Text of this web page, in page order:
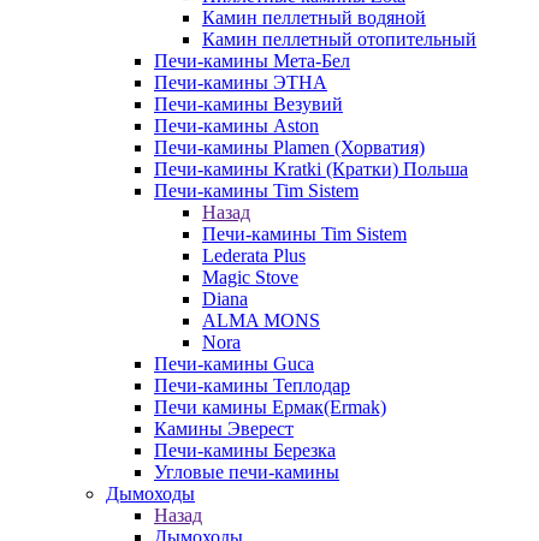
Камин пеллетный водяной
Камин пеллетный отопительный
Печи-камины Мета-Бел
Печи-камины ЭТНА
Печи-камины Везувий
Печи-камины Aston
Печи-камины Plamen (Хорватия)
Печи-камины Kratki (Кратки) Польша
Печи-камины Tim Sistem
Назад
Печи-камины Tim Sistem
Lederata Plus
Magic Stove
Diana
ALMA MONS
Nora
Печи-камины Guca
Печи-камины Теплодар
Печи камины Ермак(Ermak)
Камины Эверест
Печи-камины Березка
Угловые печи-камины
Дымоходы
Назад
Дымоходы